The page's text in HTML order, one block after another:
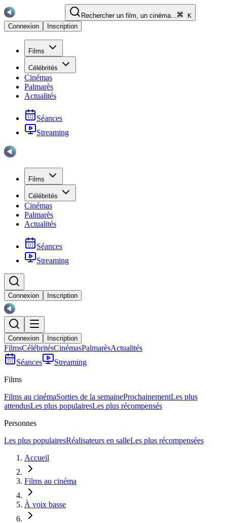
Rechercher un film, un cinéma...
K
Connexion
Inscription
Films
Célébrités
Cinémas
Palmarès
Actualités
Séances
Streaming
Films
Célébrités
Cinémas
Palmarès
Actualités
Séances
Streaming
Connexion Inscription
Connexion Inscription
FilmsCélébritésCinémasPalmarèsActualités
Séances
Streaming
Films
Films au cinémaSorties de la semaineProchainementLes plus
attendusLes plus populairesLes plus récompensés
Personnes
Les plus populairesRéalisateurs en salleLes plus récompensées
Accueil
Films au cinéma
À voix basse